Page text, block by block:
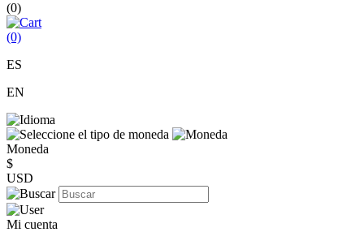
(0)
(0)
ES
EN
Moneda
$
USD
Mi cuenta